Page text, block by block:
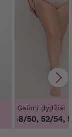
Galimi dydžiai
48/50, 52/54,